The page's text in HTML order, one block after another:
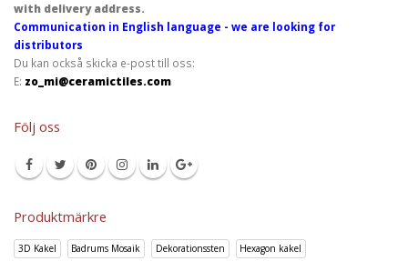
with delivery address.
Communication in English language - we are looking for
distributors
Du kan också skicka e-post till oss:
E: zo_mi@ceramictiles.com
Följ oss
Produktmärkre
3D Kakel Badrums Mosaik Dekorationssten Hexagon kakel